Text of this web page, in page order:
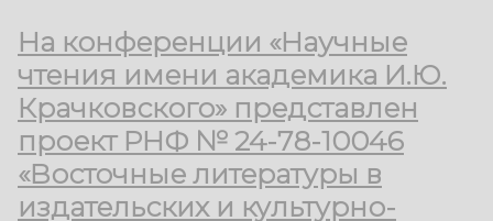
На конференции «Научные
чтения имени академика И.Ю.
Крачковского» представлен
проект РНФ № 24-78-10046
«Восточные литературы в
издательских и культурно-